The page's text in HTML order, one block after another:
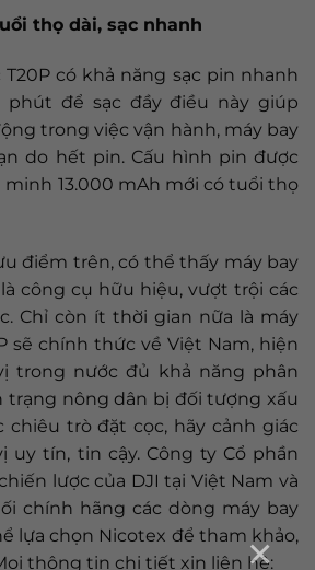
×
thọ dài, sạc nhanh
có khả năng sạc pin nhanh
phút để sạc đầy điều này giúp
trong việc vận hành, máy bay
do hết pin. Cấu hình pin được
13.000 mAh mới có tuổi thọ
điểm trên, có thể thấy máy bay
công cụ hữu hiệu, vượt trội các
Chỉ còn ít thời gian nữa là máy
sẽ chính thức về Việt Nam, hiện
trong nước đủ khả năng phân
trạng nông dân bị đối tượng xấu
chiêu trò đặt cọc, hãy cảnh giác
uy tín, tin cậy. Công ty Cổ phần
lược của DJI tại Việt Nam và
chính hãng các dòng máy bay
lựa chọn Nicotex để tham khảo,
thông tin chi tiết xin liên hệ: